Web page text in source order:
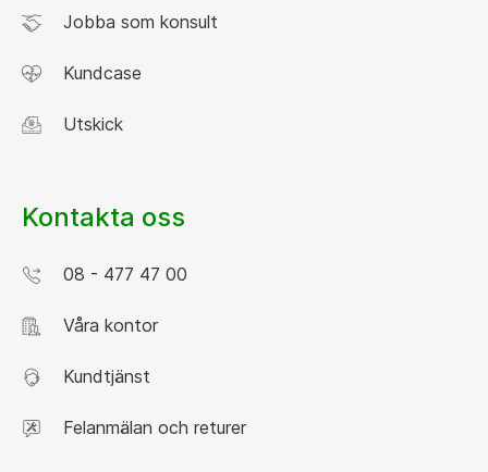
Jobba som konsult
Kundcase
Utskick
Kontakta oss
08 - 477 47 00
Våra kontor
Kundtjänst
Felanmälan och returer